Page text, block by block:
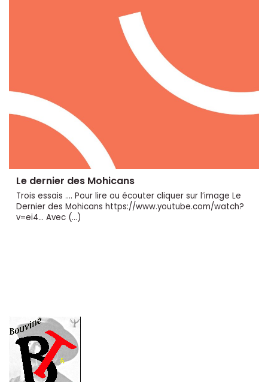
Le dernier des Mohicans
Trois essais .... Pour lire ou écouter cliquer sur l’image Le
Dernier des Mohicans https://www.youtube.com/watch?
v=ei4... Avec (…)